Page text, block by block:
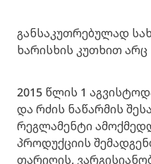
განსაკუთრებულად
ხარისხის კუთხით
2015 წლის 1
და რძის ნაწარმის
რეგლამენტი
პროდუქციის
თარიღის,